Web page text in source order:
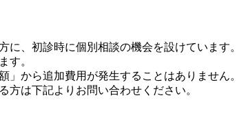
、初診時に個別相談の機会を設けています。
す。
から追加費用が発生することはありません。
は下記よりお問い合わせください。